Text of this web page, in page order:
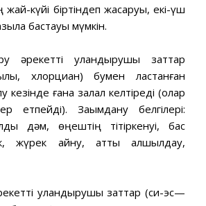
күйі біртіндеп жақсаруы, екі-үш
бастауы мүмкін.
әрекетті уландырушы заттар
хлорциан) бумен ластанған
кезінде ғана залал келтіреді (олар
етпейді). Зақымдану белгілері:
дәм, өңештің тітіркенуі, бас
жүрек айну, қатты қалшылдау,
уландырушы заттар (си-эс—